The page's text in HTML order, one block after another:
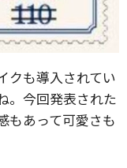
クも導入されてい
。今回発表された
もあって可愛さも